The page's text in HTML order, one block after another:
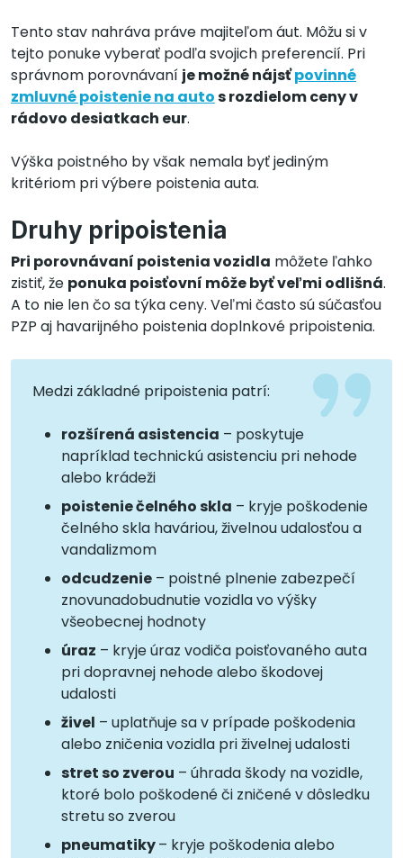
Tento stav nahráva práve majiteľom áut. Môžu si v
tejto ponuke vyberať podľa svojich preferencií. Pri
správnom porovnávaní je možné nájsťpovinné
zmluvné poistenie na autos rozdielom ceny v
rádovo desiatkach eur.
Výška poistného by však nemala byť jediným
kritériom pri výbere poistenia auta.
Druhy pripoistenia
Pri porovnávaní poistenia vozidla môžete ľahko
zistiť, že ponuka poisťovní môže byť veľmi odlišná.
A to nie len čo sa týka ceny. Veľmi často sú súčasťou
PZP aj havarijného poistenia doplnkové pripoistenia.
Medzi základné pripoistenia patrí:
rozšírená asistencia – poskytuje
napríklad technickú asistenciu pri nehode
alebo krádeži
poistenie čelného skla – kryje poškodenie
čelného skla haváriou, živelnou udalosťou a
vandalizmom
odcudzenie – poistné plnenie zabezpečí
znovunadobudnutie vozidla vo výšky
všeobecnej hodnoty
úraz – kryje úraz vodiča poisťovaného auta
pri dopravnej nehode alebo škodovej
udalosti
živel – uplatňuje sa v prípade poškodenia
alebo zničenia vozidla pri živelnej udalosti
stret so zverou – úhrada škody na vozidle,
ktoré bolo poškodené či zničené v dôsledku
stretu so zverou
pneumatiky– kryje poškodenia alebo